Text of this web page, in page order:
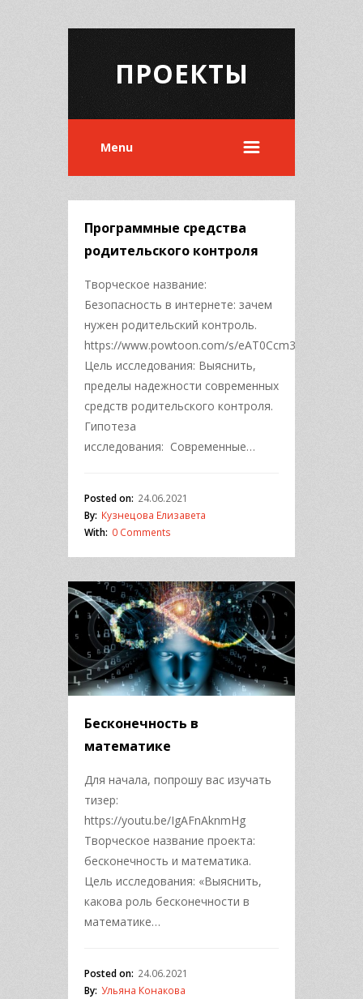
ПРОЕКТЫ
Menu
Программные средства
родительского контроля
Творческое название:
Безопасность в интернете: зачем
нужен родительский контроль.
https://www.powtoon.com/s/eAT0Ccm35SZ/1/m
Цель исследования: Выяснить,
пределы надежности современных
средств родительского контроля.
Гипотеза
исследования: Современные…
Posted on: 24.06.2021
By: Кузнецова Елизавета
With: 0 Comments
Бесконечность в
математике
Для начала, попрошу вас изучать
тизер:
https://youtu.be/IgAFnAknmHg
Творческое название проекта:
бесконечность и математика.
Цель исследования: «Выяснить,
какова роль бесконечности в
математике…
Posted on: 24.06.2021
By: Ульяна Конакова